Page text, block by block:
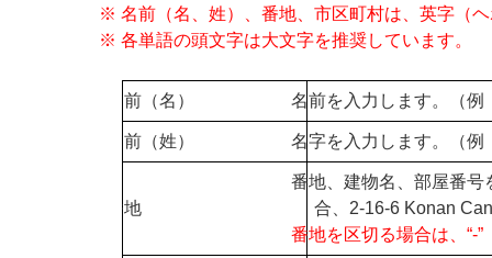
※ 名前（名、姓）、番地、市区町村は、英字（
※ 各単語の頭文字は大文字を推奨しています。
名前（名） 名前を入力します。（例
名前（姓） 名字を入力します。（例
番地
番地、建物名、部屋番
合、2-16-6 Konan
番地を区切る場合は、“-